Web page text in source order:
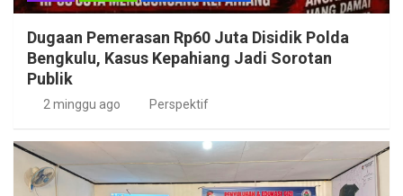
Dugaan Pemerasan Rp60 Juta Disidik Polda
Bengkulu, Kasus Kepahiang Jadi Sorotan
Publik
2 minggu ago Perspektif